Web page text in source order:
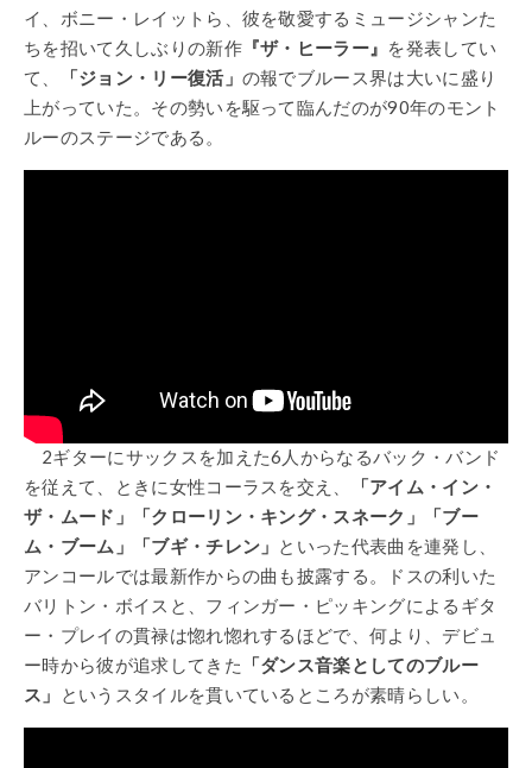
イ、ボニー・レイットら、彼を敬愛するミュージシャンた
ちを招いて久しぶりの新作『ザ・ヒーラー』 を発表してい
て、
「ジョン・リー復活」 の報でブルース界は大いに盛り
上がっていた。その勢いを駆って臨んだのが90年のモント
ルーのステージである。
2ギターにサックスを加えた6人からなるバック・バンド
を従えて、ときに女性コーラスを交え、
「アイム・イン・
ザ・ムード」「クローリン・キング・スネーク」「ブー
ム・ブーム」「ブギ・チレン」 といった代表曲を連発し、
アンコールでは最新作からの曲も披露する。ドスの利いた
バリトン・ボイスと、フィンガー・ピッキングによるギタ
ー・プレイの貫禄は惚れ惚れするほどで、何より、デビュ
ー時から彼が追求してきた
「ダンス音楽としてのブルー
ス」
というスタイルを貫いているところが素晴らしい。